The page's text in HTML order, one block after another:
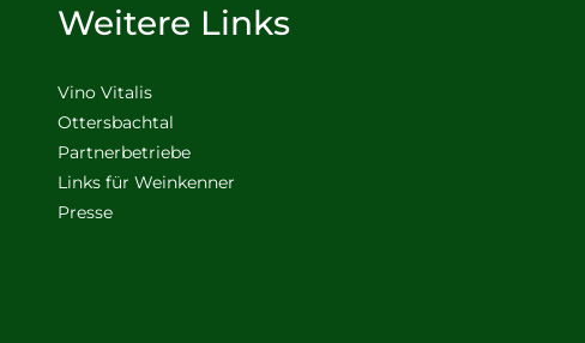
Weitere Links
Vino Vitalis
Ottersbachtal
Partnerbetriebe
Links für Weinkenner
Presse